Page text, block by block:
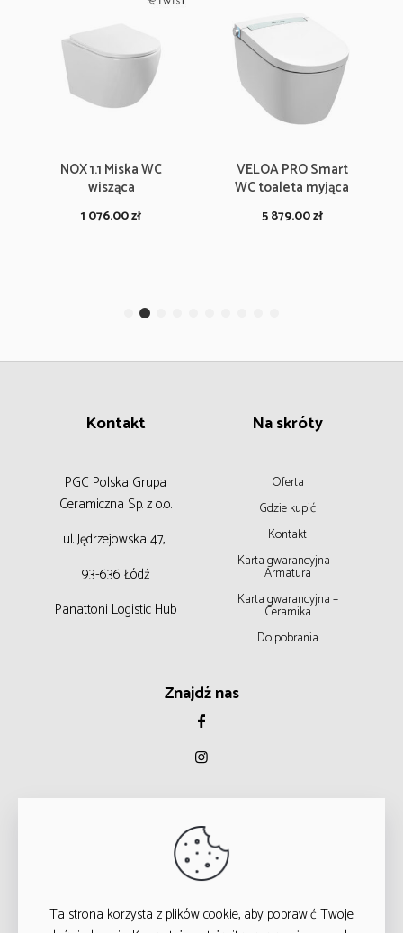
NOX 1.1 Miska WC
wisząca
1 076.00zł
VELOA PRO Smart
WC toaleta myjąca
5 879.00zł
Kontakt
PGC Polska Grupa
Ceramiczna Sp. z o.o.
ul. Jędrzejowska 47,
93-636 Łódź
Panattoni Logistic Hub
Na skróty
Oferta
Gdzie kupić
Kontakt
Karta gwarancyjna –
Armatura
Karta gwarancyjna –
Ceramika
Do pobrania
Znajdź nas
Ta strona korzysta z plików cookie, aby poprawić Twoje